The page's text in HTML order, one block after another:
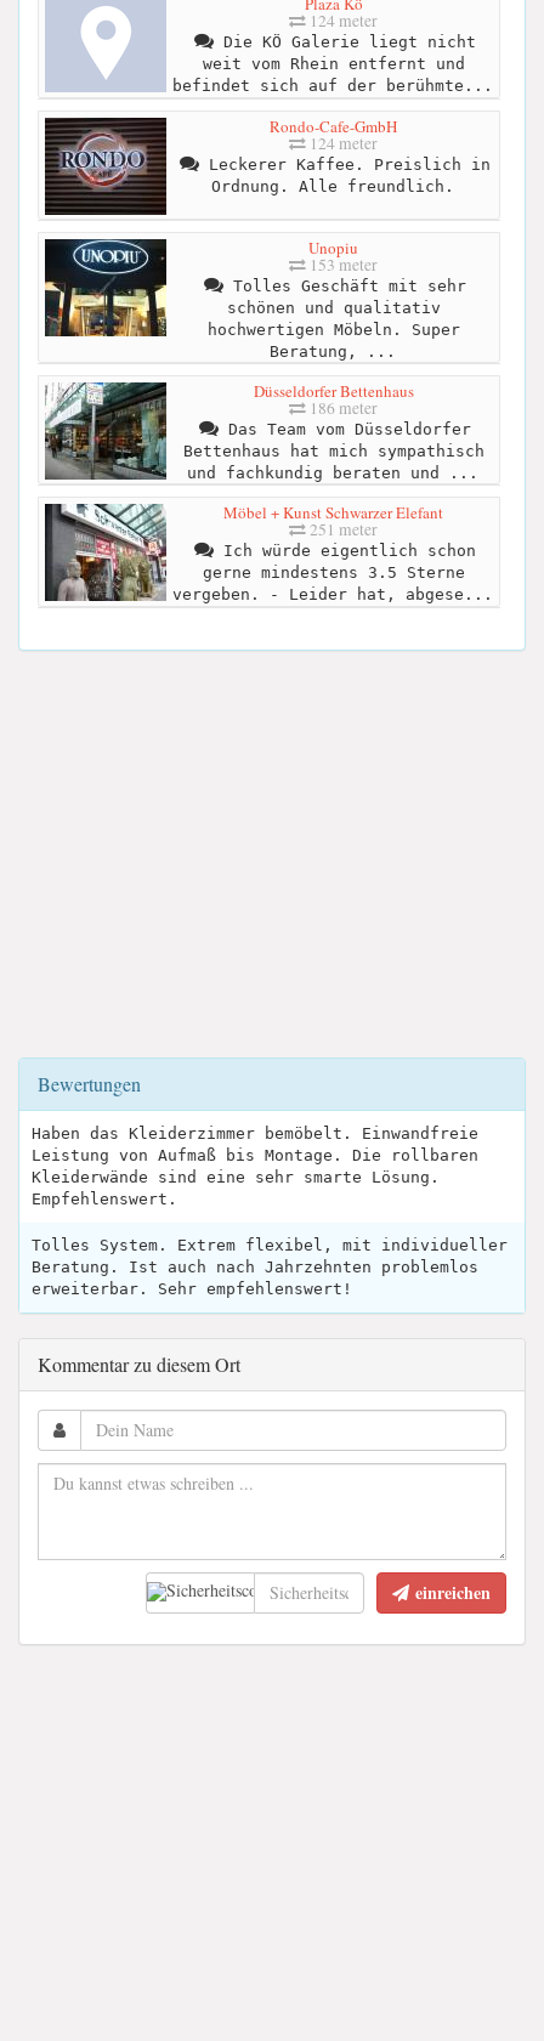
124 meter
Die KÖ Galerie liegt nicht
weit vom Rhein entfernt und
befindet sich auf der berühmte...
Rondo-Cafe-GmbH
124 meter
Leckerer Kaffee. Preislich in
Ordnung. Alle freundlich.
Unopiu
153 meter
Tolles Geschäft mit sehr
schönen und qualitativ
hochwertigen Möbeln. Super
Beratung, ...
Düsseldorfer Bettenhaus
186 meter
Das Team vom Düsseldorfer
Bettenhaus hat mich sympathisch
und fachkundig beraten und ...
Möbel + Kunst Schwarzer Elefant
251 meter
Ich würde eigentlich schon
gerne mindestens 3.5 Sterne
vergeben. - Leider hat, abgese...
Bewertungen
Haben das Kleiderzimmer bemöbelt. Einwandfreie
Leistung von Aufmaß bis Montage. Die rollbaren
Kleiderwände sind eine sehr smarte Lösung.
Empfehlenswert.
Tolles System. Extrem flexibel, mit individueller
Beratung. Ist auch nach Jahrzehnten problemlos
erweiterbar. Sehr empfehlenswert!
Kommentar zu diesem Ort
einreichen